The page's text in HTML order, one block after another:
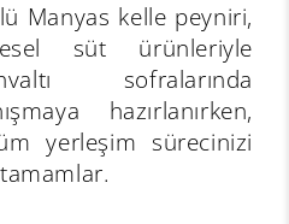
Manyas kelle peyniri,
süt ürünleriyle
sofralarında
hazırlanırken,
yerleşim sürecinizi